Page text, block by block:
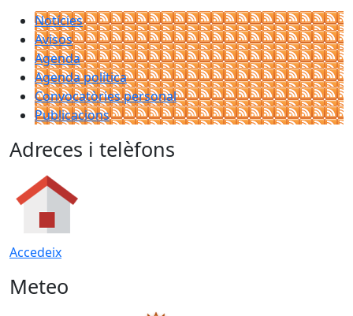
Notícies
Avisos
Agenda
Agenda política
Convocatòries personal
Publicacions
Adreces i telèfons
Accedeix
Meteo